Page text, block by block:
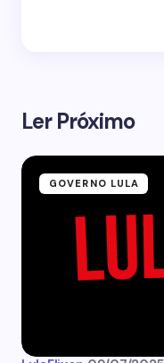
Ler Próximo
GOVERNO LULA